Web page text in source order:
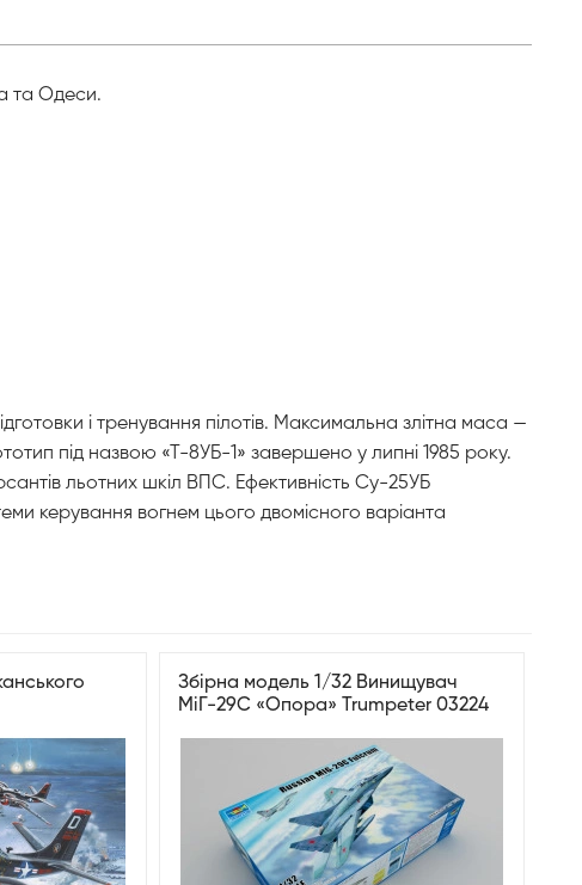
та Одеси.
і тренування пілотів. Максимальна злітна маса —
під назвою «Т-8УБ-1» завершено у липні 1985 року.
льотних шкіл ВПС. Ефективність Су-25УБ
керування вогнем цього двомісного варіанта
Збірна модель 1/32 Винищувач
МіГ-29С «Опора» Trumpeter 03224